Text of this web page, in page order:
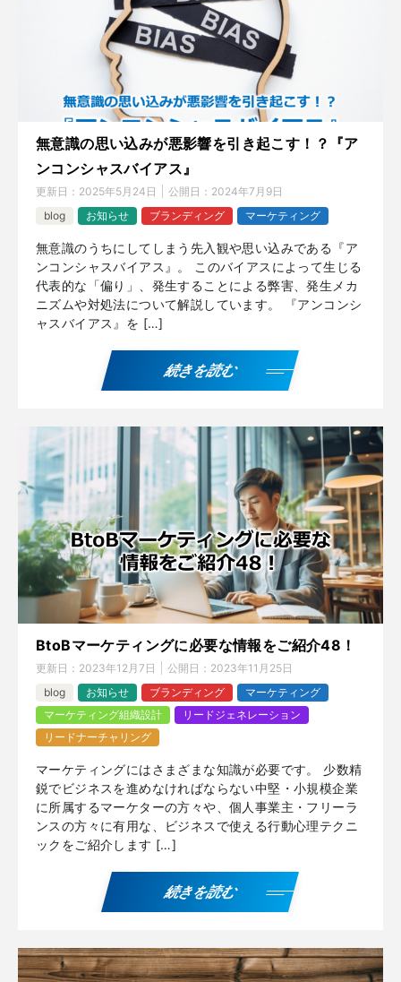
無意識の思い込みが悪影響を引き起こす！？『ア
ンコンシャスバイアス』
更新日： 2025年5月24日 公開日： 2024年7月9日
blog
お知らせ ブランディング マーケティング
無意識のうちにしてしまう先入観や思い込みである『ア
ンコンシャスバイアス』。 このバイアスによって生じる
代表的な「偏り」、発生することによる弊害、発生メカ
ニズムや対処法について解説しています。 『アンコンシ
ャスバイアス』を […]
続きを読む
BtoBマーケティングに必要な情報をご紹介48！
更新日： 2023年12月7日 公開日： 2023年11月25日
blog
お知らせ ブランディング
マーケティング
マーケティング組織設計
リードジェネレーション
リードナーチャリング
マーケティングにはさまざまな知識が必要です。 少数精
鋭でビジネスを進めなければならない中堅・小規模企業
に所属するマーケターの方々や、個人事業主・フリーラ
ンスの方々に有用な、ビジネスで使える行動心理テクニ
ックをご紹介します […]
続きを読む